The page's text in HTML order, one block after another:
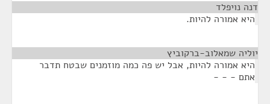
דנה נויפלד
היא אמורה להיות.
יוליה שמאלוב-ברקוביץ
היא אמורה להיות, אבל יש פה כמה מוזמנים שבטח תדבר
אתם - - -